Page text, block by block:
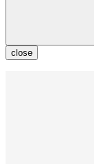
close